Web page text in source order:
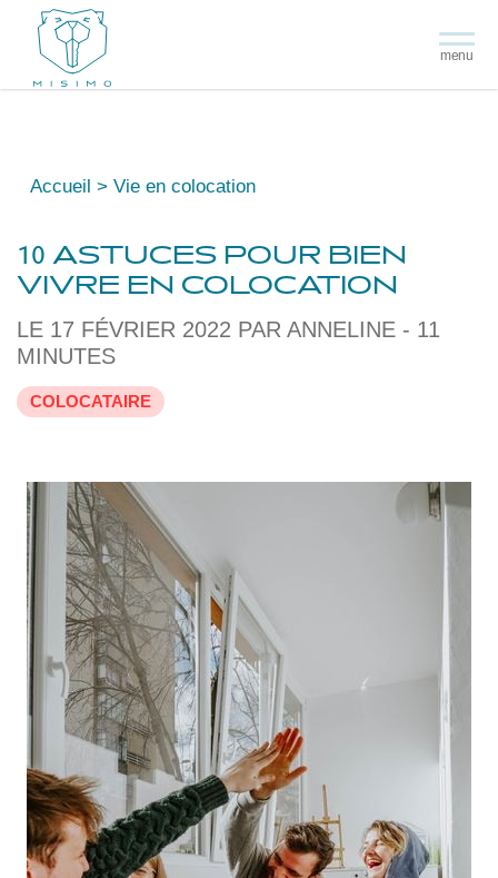
menu
Accueil Vie en colocation
10 ASTUCES POUR BIEN
VIVRE EN COLOCATION
LE 17 FÉVRIER 2022 PAR ANNELINE - 11
MINUTES
COLOCATAIRE